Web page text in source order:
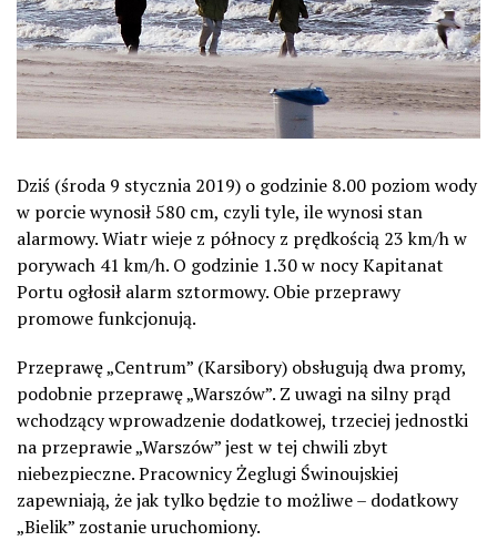
Dziś (środa 9 stycznia 2019) o godzinie 8.00 poziom wody
w porcie wynosił 580 cm, czyli tyle, ile wynosi stan
alarmowy. Wiatr wieje z północy z prędkością 23 km/h w
porywach 41 km/h. O godzinie 1.30 w nocy Kapitanat
Portu ogłosił alarm sztormowy. Obie przeprawy
promowe funkcjonują.
Przeprawę „Centrum” (Karsibory) obsługują dwa promy,
podobnie przeprawę „Warszów”. Z uwagi na silny prąd
wchodzący wprowadzenie dodatkowej, trzeciej jednostki
na przeprawie „Warszów” jest w tej chwili zbyt
niebezpieczne. Pracownicy Żeglugi Świnoujskiej
zapewniają, że jak tylko będzie to możliwe – dodatkowy
„Bielik” zostanie uruchomiony.